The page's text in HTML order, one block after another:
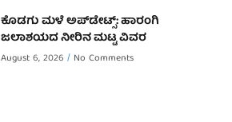
ಕೊಡಗು ಮಳೆ ಅಪ್‌ಡೇಟ್ಸ್: ಹಾರಂಗಿ
ಜಲಾಶಯದ ನೀರಿನ ಮಟ್ಟ ವಿವರ
August 6, 2026 No Comments